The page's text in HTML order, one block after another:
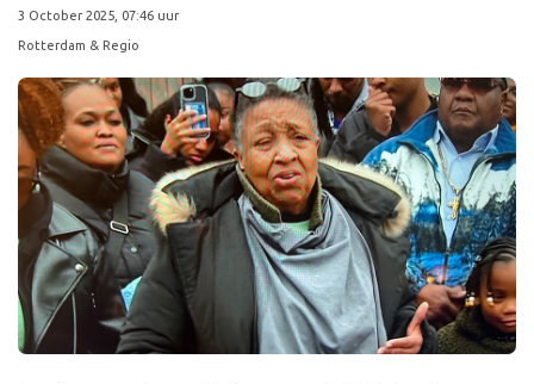
3 October 2025, 07:46 uur
Rotterdam & Regio